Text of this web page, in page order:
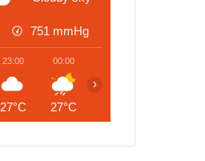
751 mmHg
23:00
27°C
00:00
27°C
›